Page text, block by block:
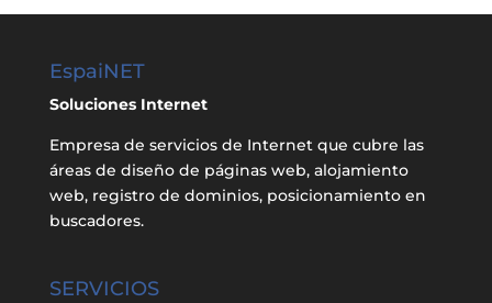
EspaiNET
Soluciones Internet
Empresa de servicios de Internet que cubre las
áreas de diseño de páginas web, alojamiento
web, registro de dominios, posicionamiento en
buscadores.
SERVICIOS